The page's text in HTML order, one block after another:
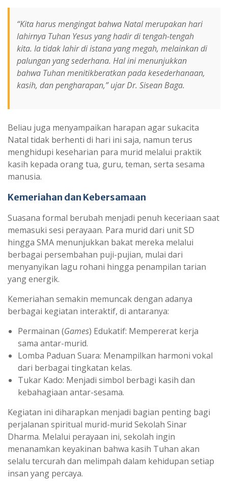
“Kita harus mengingat bahwa Natal merupakan hari
lahirnya Tuhan Yesus yang hadir di tengah-tengah
kita. Ia tidak lahir di istana yang megah, melainkan di
palungan yang sederhana. Hal ini menunjukkan
bahwa Tuhan menitikberatkan pada kesederhanaan,
kasih, dan pengharapan,” ujar Dr. Sisean Baga.
Beliau juga menyampaikan harapan agar sukacita
Natal tidak berhenti di hari ini saja, namun terus
menghidupi keseharian para murid melalui praktik
kasih kepada orang tua, guru, teman, serta sesama
manusia.
Kemeriahan dan Kebersamaan
Suasana formal berubah menjadi penuh keceriaan saat
memasuki sesi perayaan. Para murid dari unit SD
hingga SMA menunjukkan bakat mereka melalui
berbagai persembahan puji-pujian, mulai dari
menyanyikan lagu rohani hingga penampilan tarian
yang energik.
Kemeriahan semakin memuncak dengan adanya
berbagai kegiatan interaktif, di antaranya:
Permainan (Games) Edukatif: Mempererat kerja
sama antar-murid.
Lomba Paduan Suara: Menampilkan harmoni vokal
dari berbagai tingkatan kelas.
Tukar Kado: Menjadi simbol berbagi kasih dan
kebahagiaan antar-sesama.
Kegiatan ini diharapkan menjadi bagian penting bagi
perjalanan spiritual murid-murid Sekolah Sinar
Dharma. Melalui perayaan ini, sekolah ingin
menanamkan keyakinan bahwa kasih Tuhan akan
selalu tercurah dan melimpah dalam kehidupan setiap
insan yang percaya.